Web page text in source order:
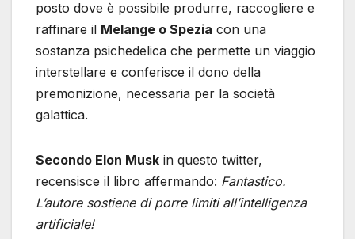
posto dove è possibile produrre, raccogliere e
raffinare il Melange o Spezia con una
sostanza psichedelica che permette un viaggio
interstellare e conferisce il dono della
premonizione, necessaria per la società
galattica.
Secondo Elon Musk in questo twitter,
recensisce il libro affermando: Fantastico.
L’autore sostiene di porre limiti all’intelligenza
artificiale!